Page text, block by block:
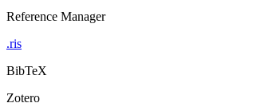
Reference Manager
.ris
BibTeX
Zotero